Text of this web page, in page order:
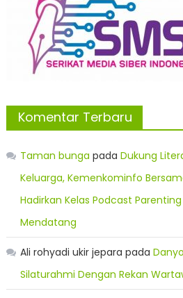
Komentar Terbaru
Taman bunga pada Dukung
Keluarga, Kemenkominfo
Hadirkan Kelas Podcast
Mendatang
Ali rohyadi ukir jepara pada
Silaturahmi Dengan Rekan